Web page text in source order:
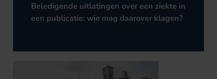
Beledigende uitlatingen over een ziekte in
een publicatie: wie mag daarover klagen?